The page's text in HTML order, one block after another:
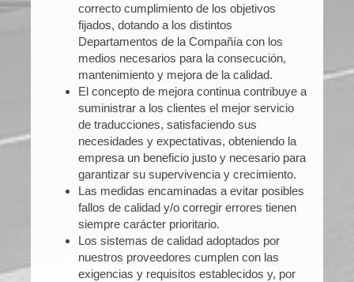
correcto cumplimiento de los objetivos
fijados, dotando a los distintos
Departamentos de la Compañía con los
medios necesarios para la consecución,
mantenimiento y mejora de la calidad.
El concepto de mejora continua contribuye a
suministrar a los clientes el mejor servicio
de traducciones, satisfaciendo sus
necesidades y expectativas, obteniendo la
empresa un beneficio justo y necesario para
garantizar su supervivencia y crecimiento.
Las medidas encaminadas a evitar posibles
fallos de calidad y/o corregir errores tienen
siempre carácter prioritario.
Los sistemas de calidad adoptados por
nuestros proveedores cumplen con las
exigencias y requisitos establecidos y, por